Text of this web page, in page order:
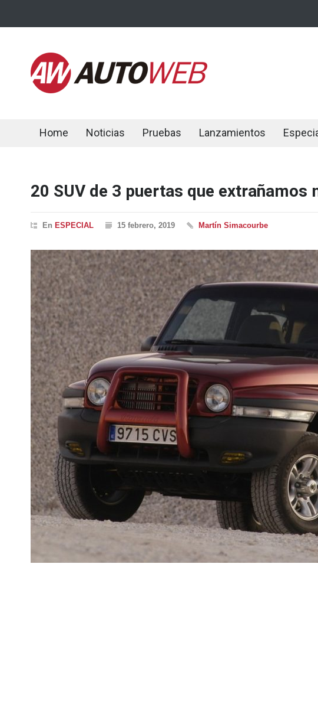
Home Noticias Pruebas Lanzamientos
20 SUV de 3 puertas que extrañamos
En ESPECIAL 15 febrero, 2019 Martín Simacourbe